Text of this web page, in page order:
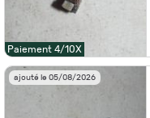
Paiement 4/10X
ajouté le 05/08/2026